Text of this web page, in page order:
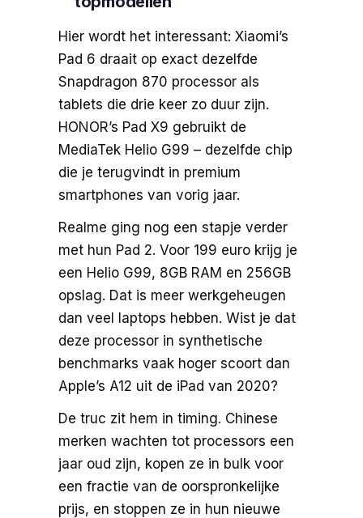
Hier wordt het interessant: Xiaomi’s
Pad 6 draait op exact dezelfde
Snapdragon 870 processor als
tablets die drie keer zo duur zijn.
HONOR’s Pad X9 gebruikt de
MediaTek Helio G99 – dezelfde chip
die je terugvindt in premium
smartphones van vorig jaar.
Realme ging nog een stapje verder
met hun Pad 2. Voor 199 euro krijg je
een Helio G99, 8GB RAM en 256GB
opslag. Dat is meer werkgeheugen
dan veel laptops hebben. Wist je dat
deze processor in synthetische
benchmarks vaak hoger scoort dan
Apple’s A12 uit de iPad van 2020?
De truc zit hem in timing. Chinese
merken wachten tot processors een
jaar oud zijn, kopen ze in bulk voor
een fractie van de oorspronkelijke
prijs, en stoppen ze in hun nieuwe